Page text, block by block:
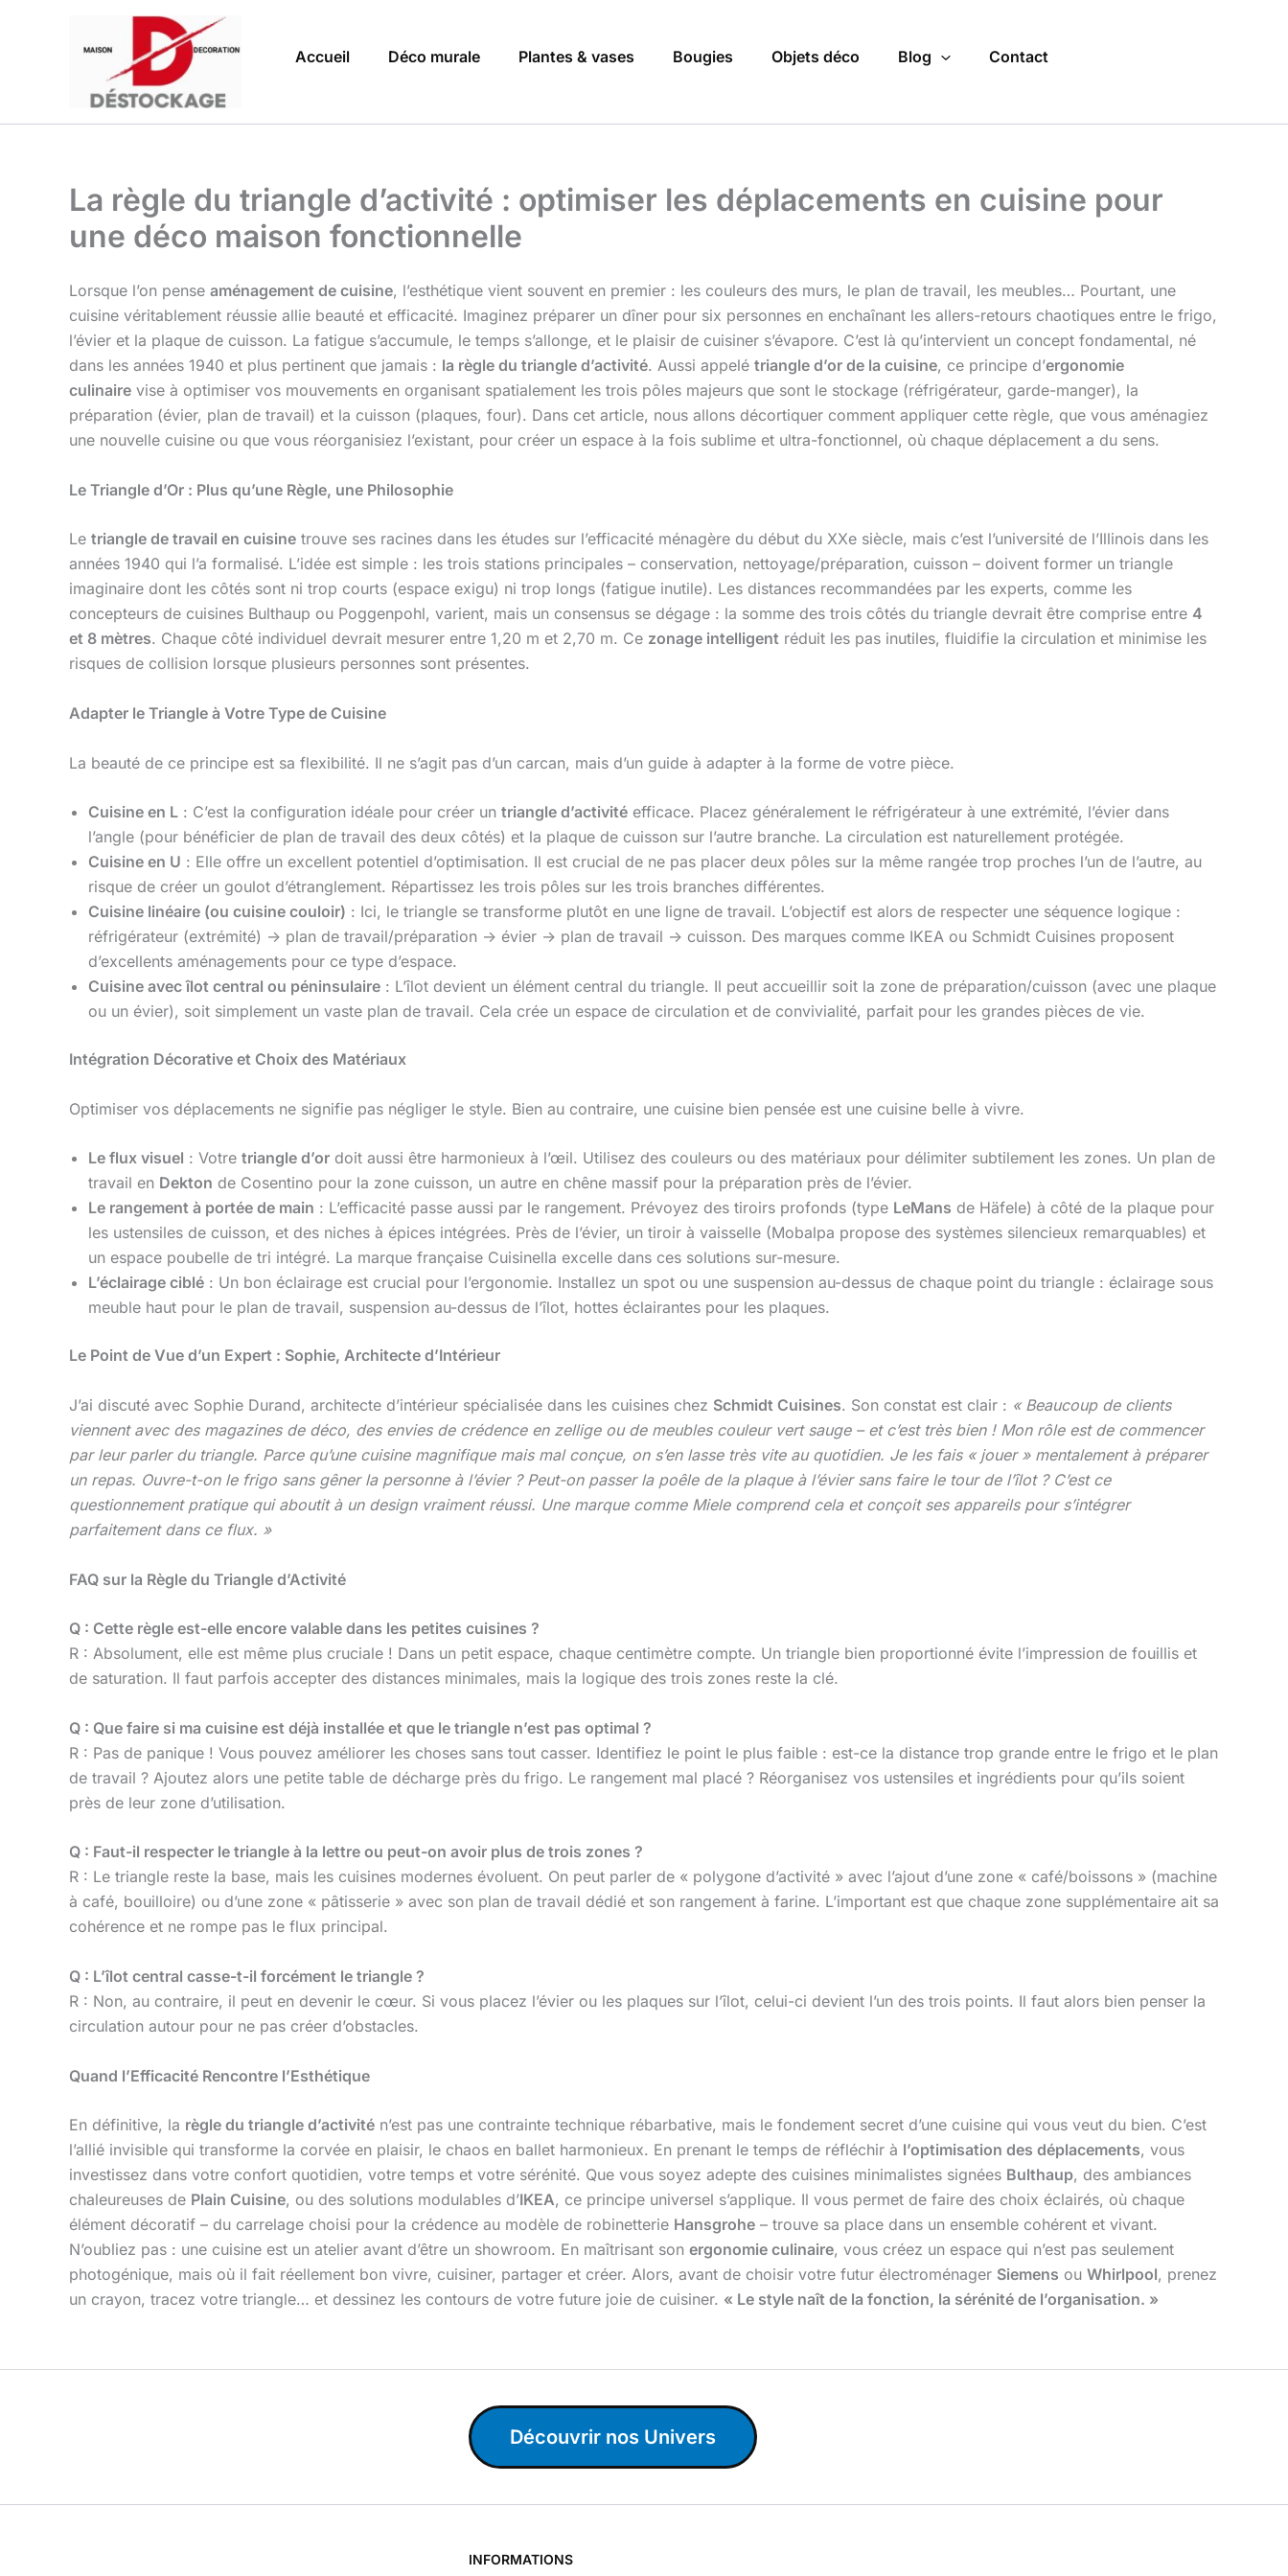
Accueil Déco murale Plantes & vases Bougies Objets déco Blog Contact
La règle du triangle d’activité : optimiser les déplacements en cuisine pour
une déco maison fonctionnelle
Lorsque l’on pense aménagement de cuisine, l’esthétique vient souvent en premier : les couleurs des murs, le plan de travail, les meubles… Pourtant, une
cuisine véritablement réussie allie beauté et efficacité. Imaginez préparer un dîner pour six personnes en enchaînant les allers-retours chaotiques entre le frigo,
l’évier et la plaque de cuisson. La fatigue s’accumule, le temps s’allonge, et le plaisir de cuisiner s’évapore. C’est là qu’intervient un concept fondamental, né
dans les années 1940 et plus pertinent que jamais : la règle du triangle d’activité. Aussi appelé triangle d’or de la cuisine, ce principe d’ergonomie
culinaire vise à optimiser vos mouvements en organisant spatialement les trois pôles majeurs que sont le stockage (réfrigérateur, garde-manger), la
préparation (évier, plan de travail) et la cuisson (plaques, four). Dans cet article, nous allons décortiquer comment appliquer cette règle, que vous aménagiez
une nouvelle cuisine ou que vous réorganisiez l’existant, pour créer un espace à la fois sublime et ultra-fonctionnel, où chaque déplacement a du sens.
Le Triangle d’Or : Plus qu’une Règle, une Philosophie
Le triangle de travail en cuisine trouve ses racines dans les études sur l’efficacité ménagère du début du XXe siècle, mais c’est l’université de l’Illinois dans les
années 1940 qui l’a formalisé. L’idée est simple : les trois stations principales – conservation, nettoyage/préparation, cuisson – doivent former un triangle
imaginaire dont les côtés sont ni trop courts (espace exigu) ni trop longs (fatigue inutile). Les distances recommandées par les experts, comme les
concepteurs de cuisines Bulthaup ou Poggenpohl, varient, mais un consensus se dégage : la somme des trois côtés du triangle devrait être comprise entre 4
et 8 mètres. Chaque côté individuel devrait mesurer entre 1,20 m et 2,70 m. Ce zonage intelligent réduit les pas inutiles, fluidifie la circulation et minimise les
risques de collision lorsque plusieurs personnes sont présentes.
Adapter le Triangle à Votre Type de Cuisine
La beauté de ce principe est sa flexibilité. Il ne s’agit pas d’un carcan, mais d’un guide à adapter à la forme de votre pièce.
Cuisine en L : C’est la configuration idéale pour créer un triangle d’activité efficace. Placez généralement le réfrigérateur à une extrémité, l’évier dans
l’angle (pour bénéficier de plan de travail des deux côtés) et la plaque de cuisson sur l’autre branche. La circulation est naturellement protégée.
Cuisine en U : Elle offre un excellent potentiel d’optimisation. Il est crucial de ne pas placer deux pôles sur la même rangée trop proches l’un de l’autre, au
risque de créer un goulot d’étranglement. Répartissez les trois pôles sur les trois branches différentes.
Cuisine linéaire (ou cuisine couloir) : Ici, le triangle se transforme plutôt en une ligne de travail. L’objectif est alors de respecter une séquence logique :
réfrigérateur (extrémité) -> plan de travail/préparation -> évier -> plan de travail -> cuisson. Des marques comme IKEA ou Schmidt Cuisines proposent
d’excellents aménagements pour ce type d’espace.
Cuisine avec îlot central ou péninsulaire : L’îlot devient un élément central du triangle. Il peut accueillir soit la zone de préparation/cuisson (avec une plaque
ou un évier), soit simplement un vaste plan de travail. Cela crée un espace de circulation et de convivialité, parfait pour les grandes pièces de vie.
Intégration Décorative et Choix des Matériaux
Optimiser vos déplacements ne signifie pas négliger le style. Bien au contraire, une cuisine bien pensée est une cuisine belle à vivre.
Le flux visuel : Votre triangle d’or doit aussi être harmonieux à l’œil. Utilisez des couleurs ou des matériaux pour délimiter subtilement les zones. Un plan de
travail en Dekton de Cosentino pour la zone cuisson, un autre en chêne massif pour la préparation près de l’évier.
Le rangement à portée de main : L’efficacité passe aussi par le rangement. Prévoyez des tiroirs profonds (type LeMans de Häfele) à côté de la plaque pour
les ustensiles de cuisson, et des niches à épices intégrées. Près de l’évier, un tiroir à vaisselle (Mobalpa propose des systèmes silencieux remarquables) et
un espace poubelle de tri intégré. La marque française Cuisinella excelle dans ces solutions sur-mesure.
L’éclairage ciblé : Un bon éclairage est crucial pour l’ergonomie. Installez un spot ou une suspension au-dessus de chaque point du triangle : éclairage sous
meuble haut pour le plan de travail, suspension au-dessus de l’îlot, hottes éclairantes pour les plaques.
Le Point de Vue d’un Expert : Sophie, Architecte d’Intérieur
J’ai discuté avec Sophie Durand, architecte d’intérieur spécialisée dans les cuisines chez Schmidt Cuisines. Son constat est clair : « Beaucoup de clients
viennent avec des magazines de déco, des envies de crédence en zellige ou de meubles couleur vert sauge – et c’est très bien ! Mon rôle est de commencer
par leur parler du triangle. Parce qu’une cuisine magnifique mais mal conçue, on s’en lasse très vite au quotidien. Je les fais « jouer » mentalement à préparer
un repas. Ouvre-t-on le frigo sans gêner la personne à l’évier ? Peut-on passer la poêle de la plaque à l’évier sans faire le tour de l’îlot ? C’est ce
questionnement pratique qui aboutit à un design vraiment réussi. Une marque comme Miele comprend cela et conçoit ses appareils pour s’intégrer
parfaitement dans ce flux. »
FAQ sur la Règle du Triangle d’Activité
Q : Cette règle est-elle encore valable dans les petites cuisines ?
R : Absolument, elle est même plus cruciale ! Dans un petit espace, chaque centimètre compte. Un triangle bien proportionné évite l’impression de fouillis et
de saturation. Il faut parfois accepter des distances minimales, mais la logique des trois zones reste la clé.
Q : Que faire si ma cuisine est déjà installée et que le triangle n’est pas optimal ?
R : Pas de panique ! Vous pouvez améliorer les choses sans tout casser. Identifiez le point le plus faible : est-ce la distance trop grande entre le frigo et le plan
de travail ? Ajoutez alors une petite table de décharge près du frigo. Le rangement mal placé ? Réorganisez vos ustensiles et ingrédients pour qu’ils soient
près de leur zone d’utilisation.
Q : Faut-il respecter le triangle à la lettre ou peut-on avoir plus de trois zones ?
R : Le triangle reste la base, mais les cuisines modernes évoluent. On peut parler de « polygone d’activité » avec l’ajout d’une zone « café/boissons » (machine
à café, bouilloire) ou d’une zone « pâtisserie » avec son plan de travail dédié et son rangement à farine. L’important est que chaque zone supplémentaire ait sa
cohérence et ne rompe pas le flux principal.
Q : L’îlot central casse-t-il forcément le triangle ?
R : Non, au contraire, il peut en devenir le cœur. Si vous placez l’évier ou les plaques sur l’îlot, celui-ci devient l’un des trois points. Il faut alors bien penser la
circulation autour pour ne pas créer d’obstacles.
Quand l’Efficacité Rencontre l’Esthétique
En définitive, la règle du triangle d’activité n’est pas une contrainte technique rébarbative, mais le fondement secret d’une cuisine qui vous veut du bien. C’est
l’allié invisible qui transforme la corvée en plaisir, le chaos en ballet harmonieux. En prenant le temps de réfléchir à l’optimisation des déplacements, vous
investissez dans votre confort quotidien, votre temps et votre sérénité. Que vous soyez adepte des cuisines minimalistes signées Bulthaup, des ambiances
chaleureuses de Plain Cuisine, ou des solutions modulables d’IKEA, ce principe universel s’applique. Il vous permet de faire des choix éclairés, où chaque
élément décoratif – du carrelage choisi pour la crédence au modèle de robinetterie Hansgrohe – trouve sa place dans un ensemble cohérent et vivant.
N’oubliez pas : une cuisine est un atelier avant d’être un showroom. En maîtrisant son ergonomie culinaire, vous créez un espace qui n’est pas seulement
photogénique, mais où il fait réellement bon vivre, cuisiner, partager et créer. Alors, avant de choisir votre futur électroménager Siemens ou Whirlpool, prenez
un crayon, tracez votre triangle… et dessinez les contours de votre future joie de cuisiner. « Le style naît de la fonction, la sérénité de l’organisation. »
Découvrir nos Univers
INFORMATIONS